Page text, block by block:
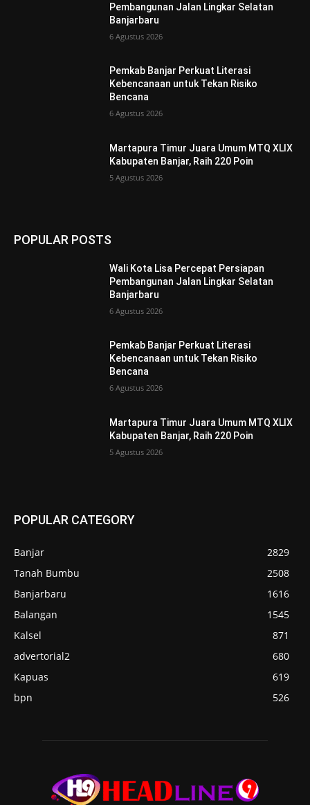
Pembangunan Jalan Lingkar Selatan
Banjarbaru
6 Agustus 2026
Pemkab Banjar Perkuat Literasi
Kebencanaan untuk Tekan Risiko
Bencana
6 Agustus 2026
Martapura Timur Juara Umum MTQ XLIX
Kabupaten Banjar, Raih 220 Poin
5 Agustus 2026
POPULAR POSTS
Wali Kota Lisa Percepat Persiapan
Pembangunan Jalan Lingkar Selatan
Banjarbaru
6 Agustus 2026
Pemkab Banjar Perkuat Literasi
Kebencanaan untuk Tekan Risiko
Bencana
6 Agustus 2026
Martapura Timur Juara Umum MTQ XLIX
Kabupaten Banjar, Raih 220 Poin
5 Agustus 2026
POPULAR CATEGORY
Banjar
2829
Tanah Bumbu
2508
Banjarbaru
1616
Balangan
1545
Kalsel
871
advertorial2
680
Kapuas
619
bpn
526